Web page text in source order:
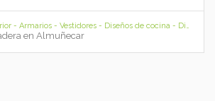
Carpinteria para exterior - Armarios - Vestidores - Diseños de cocina - Diseño de Proyectos - Muebles para su hogar - Almuñecar
en Almuñecar